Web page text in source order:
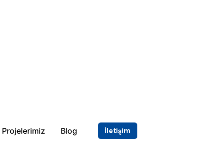
Projelerimiz Blog İletişim